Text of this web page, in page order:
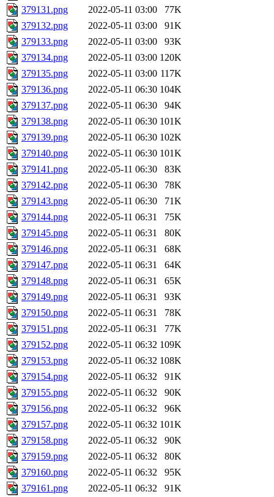
379131.png
2022-05-11 03:00
77K
379132.png
2022-05-11 03:00
91K
379133.png
2022-05-11 03:00
93K
379134.png
2022-05-11 03:00 120K
379135.png
2022-05-11 03:00 117K
379136.png
2022-05-11 06:30 104K
379137.png
2022-05-11 06:30
94K
379138.png
2022-05-11 06:30 101K
379139.png
2022-05-11 06:30 102K
379140.png
2022-05-11 06:30 101K
379141.png
2022-05-11 06:30
83K
379142.png
2022-05-11 06:30
78K
379143.png
2022-05-11 06:30
71K
379144.png
2022-05-11 06:31
75K
379145.png
2022-05-11 06:31
80K
379146.png
2022-05-11 06:31
68K
379147.png
2022-05-11 06:31
64K
379148.png
2022-05-11 06:31
65K
379149.png
2022-05-11 06:31
93K
379150.png
2022-05-11 06:31
78K
379151.png
2022-05-11 06:31
77K
379152.png
2022-05-11 06:32 109K
379153.png
2022-05-11 06:32 108K
379154.png
2022-05-11 06:32
91K
379155.png
2022-05-11 06:32
90K
379156.png
2022-05-11 06:32
96K
379157.png
2022-05-11 06:32 101K
379158.png
2022-05-11 06:32
90K
379159.png
2022-05-11 06:32
80K
379160.png
2022-05-11 06:32
95K
379161.png
2022-05-11 06:32
91K